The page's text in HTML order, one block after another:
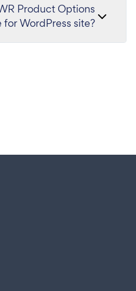
Product Options
WordPress site?